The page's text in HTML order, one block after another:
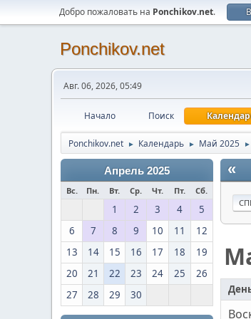
Добро пожаловать на Ponchikov.net.
Ponchikov.net
Авг. 06, 2026, 05:49
Начало Поиск
Ponchikov.net ► Календарь ► Май 2025 ►
Апрель 2025
Вс. Пн. Вт. Ср. Чт. Пт. Сб.
1 2 3 4
5
6
7 8 9 10 11
12
13
14 15 16 17 18
19
20
21 22 23 24 25
26
27
28 29 30
«